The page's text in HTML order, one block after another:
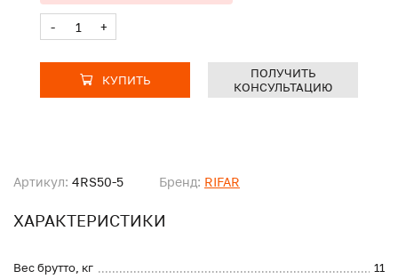
Артикул: 4RS50-5 Бренд: RIFAR
ХАРАКТЕРИСТИКИ
Вес брутто, кг
11
- +
КУПИТЬ
ПОЛУЧИТЬ
КОНСУЛЬТАЦИЮ